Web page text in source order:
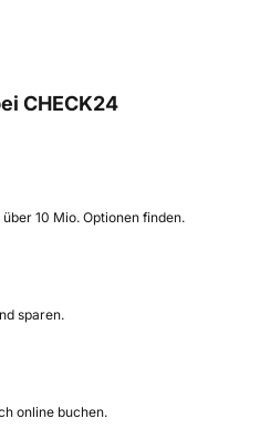
CHECK24
10 Mio. Optionen finden.
sparen.
online buchen.